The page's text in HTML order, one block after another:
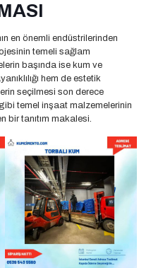
en önemli endüstrilerinden
temeli sağlam
başında ise kum ve
hem de estetik
seçilmesi son derece
temel inşaat malzemelerinin
bir tanıtım makalesi.